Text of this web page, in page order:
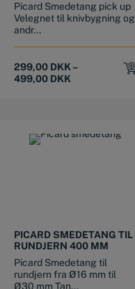
Picard Smedetang pick up
Velegnet til knivbygning og
andr...
299,00 DKK –
499,00 DKK
PICARD SMEDETANG TIL
RUNDJERN 400 MM
Picard Smedetang til
rundjern fra Ø16 mm til
Ø30 mm Tan...